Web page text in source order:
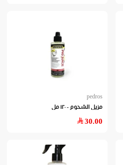
pedros
مزيل الشحوم - ١٢٠ مل
30.00